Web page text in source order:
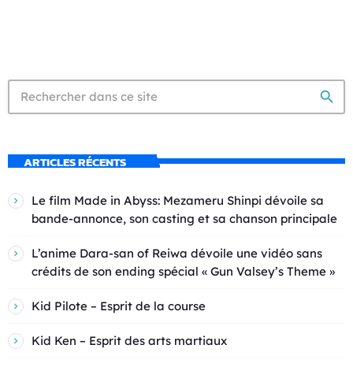
search
ARTICLES RÉCENTS
Le film Made in Abyss: Mezameru Shinpi dévoile sa
bande-annonce, son casting et sa chanson principale
L’anime Dara-san of Reiwa dévoile une vidéo sans
crédits de son ending spécial « Gun Valsey’s Theme »
Kid Pilote – Esprit de la course
Kid Ken – Esprit des arts martiaux